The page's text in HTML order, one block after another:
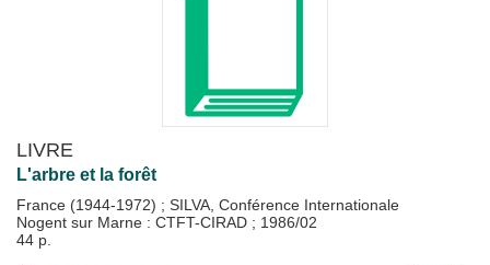
LIVRE
L'arbre et la forêt
France (1944-1972) ; SILVA, Conférence Internationale
Nogent sur Marne : CTFT-CIRAD ; 1986/02
44 p.